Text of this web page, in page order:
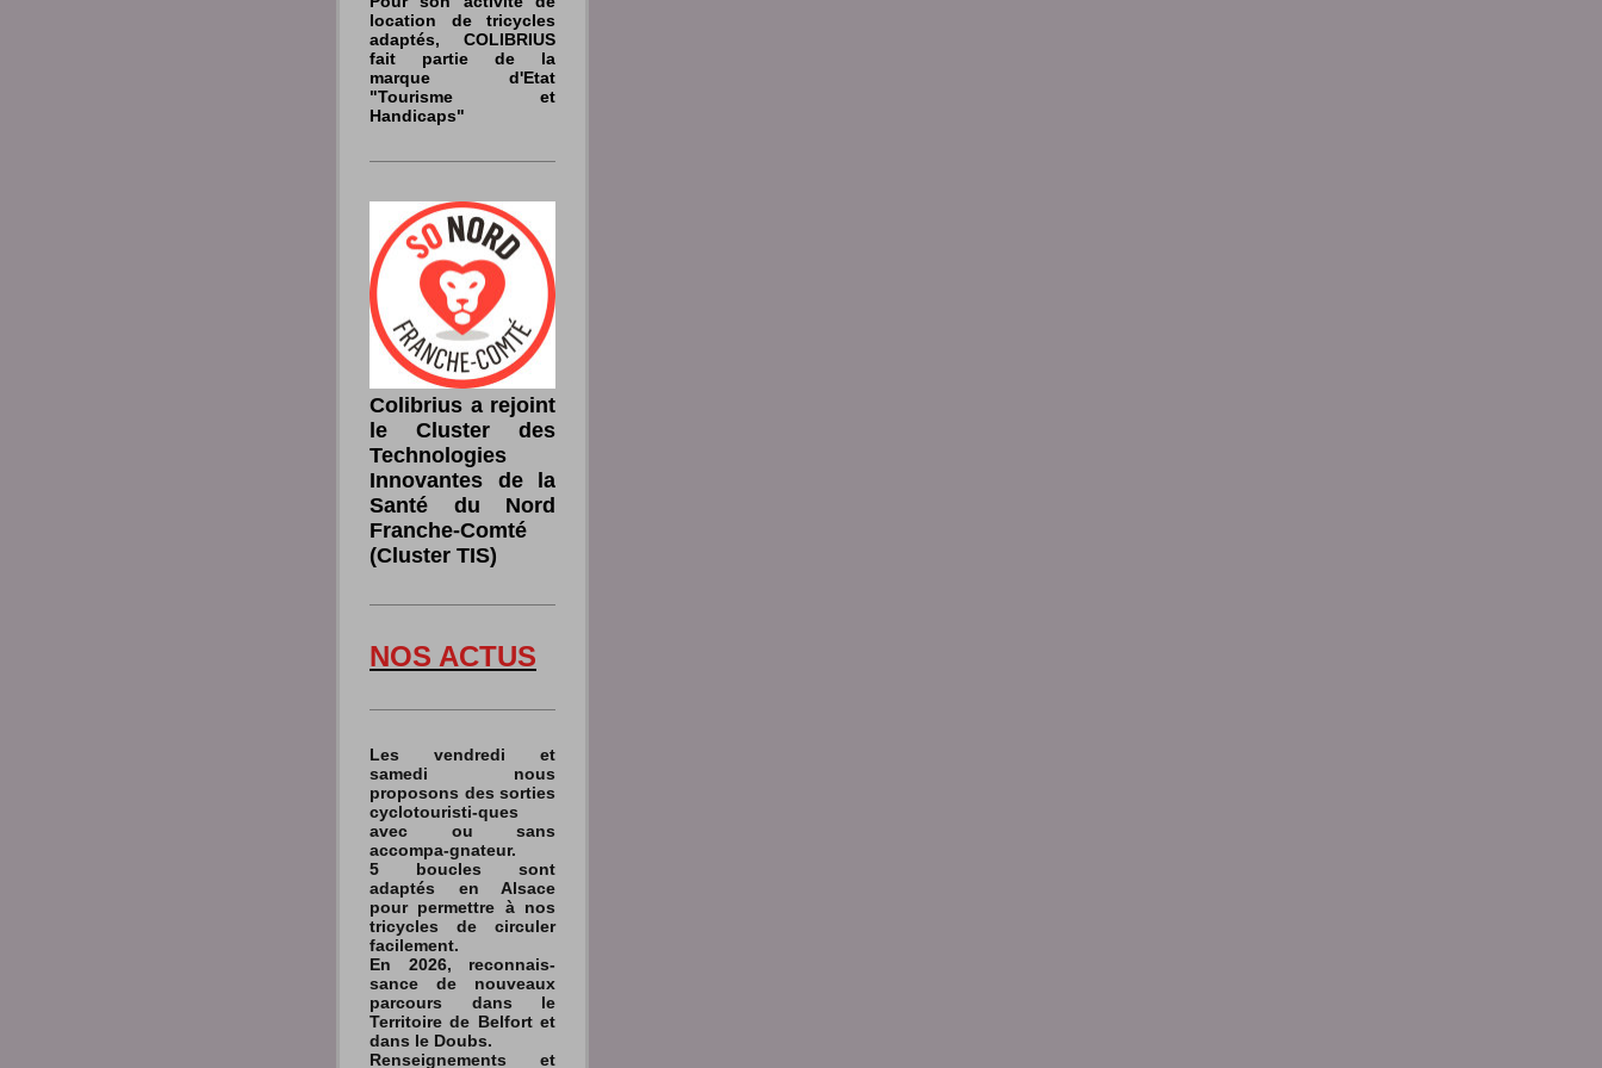
location de tricycles
adaptés, COLIBRIUS
fait partie de la
marque d'Etat
"Tourisme et
Handicaps"
Colibrius a rejoint
le Cluster des
Technologies
Innovantes de la
Santé du Nord
Franche-Comté
(Cluster TIS)
NOS ACTUS
Les vendredi et
samedi nous
proposons des sorties
cyclotouristi-ques
avec ou sans
accompa-gnateur.
5 boucles sont
adaptés en Alsace
pour permettre à nos
tricycles de circuler
facilement.
En 2026, reconnais-
sance de nouveaux
parcours dans le
Territoire de Belfort et
dans le Doubs.
Renseignements et